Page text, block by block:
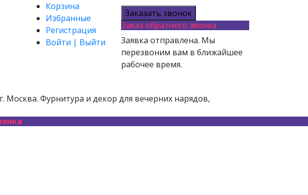
Корзина
Избранные
Регистрация
Войти | Выйти
Заказать звонок
Заказ обратного звонка
Заявка отправлена. Мы
перезвоним вам в ближайшее
рабочее время.
Фурнитура и декор для вечерних нарядов,